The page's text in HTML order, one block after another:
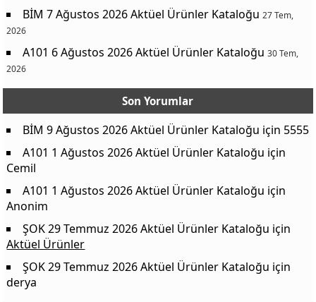
BİM 7 Ağustos 2026 Aktüel Ürünler Kataloğu 27 Tem,
2026
A101 6 Ağustos 2026 Aktüel Ürünler Kataloğu 30 Tem,
2026
Son Yorumlar
BİM 9 Ağustos 2026 Aktüel Ürünler Kataloğu için 5555
A101 1 Ağustos 2026 Aktüel Ürünler Kataloğu için
Cemil
A101 1 Ağustos 2026 Aktüel Ürünler Kataloğu için
Anonim
ŞOK 29 Temmuz 2026 Aktüel Ürünler Kataloğu için
Aktüel Ürünler
ŞOK 29 Temmuz 2026 Aktüel Ürünler Kataloğu için
derya